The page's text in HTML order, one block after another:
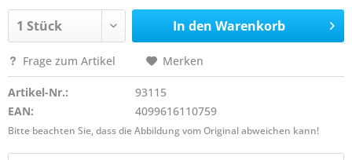
In den Warenkorb
Frage zum Artikel Merken
Artikel-Nr.:
93115
EAN:
4099616110759
Bitte beachten Sie, dass die Abbildung vom Original abweichen kann!